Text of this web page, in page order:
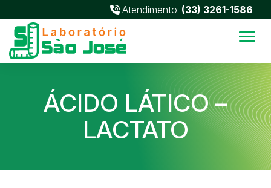
Atendimento: (33) 3261-1586
ÁCIDO LÁTICO –
LACTATO